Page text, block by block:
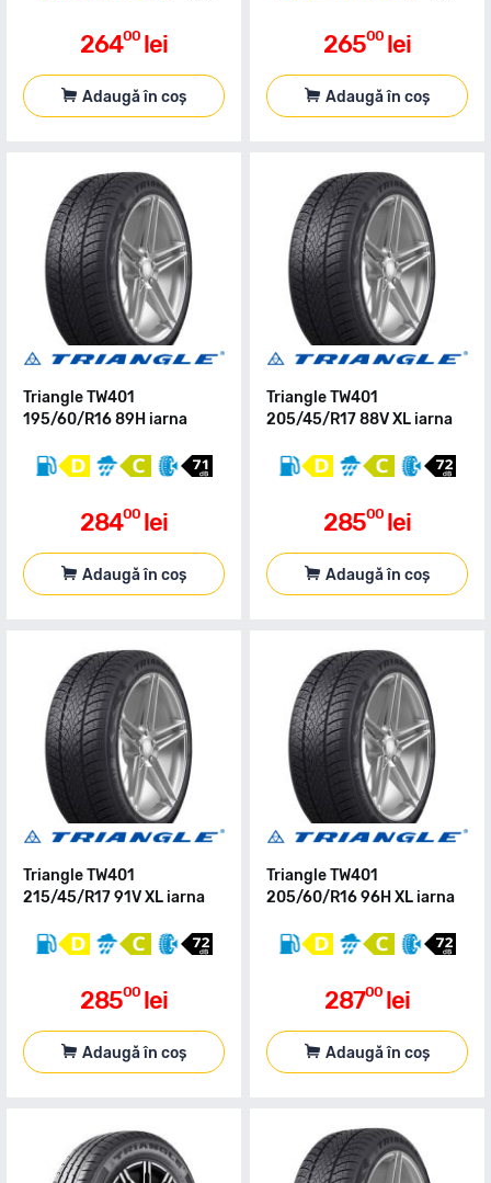
26400 lei
Adaugă în coș
26500 lei
Adaugă în coș
Triangle TW401
195/60/R16 89H iarna
28400 lei
Adaugă în coș
Triangle TW401
205/45/R17 88V XL iarna
28500 lei
Adaugă în coș
Triangle TW401
215/45/R17 91V XL iarna
28500 lei
Adaugă în coș
Triangle TW401
205/60/R16 96H XL iarna
28700 lei
Adaugă în coș